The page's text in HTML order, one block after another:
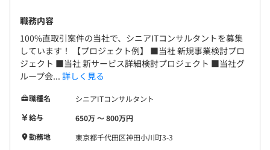
職務内容
100%直取引案件の当社で、シニアITコンサルタントを募集
しています！ 【プロジェクト例】 ■当社 新規事業検討プロ
ジェクト ■当社 新サービス詳細検討プロジェクト ■当社グ
ループ会... 詳しく見る
職種名
シニアITコンサルタント
給与
650万 〜 800万円
勤務地
東京都千代田区神田小川町3-3